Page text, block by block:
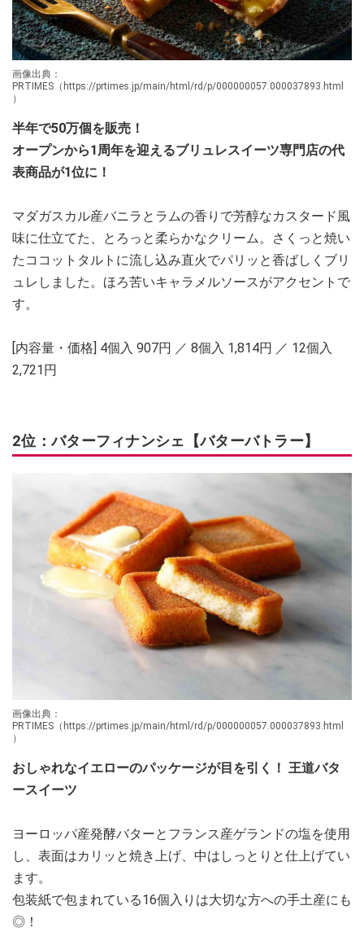
画像出典：
PRTIMES（https://prtimes.jp/main/html/rd/p/000000057.000037893.html
）
半年で50万個を販売！
オープンから1周年を迎えるブリュレスイーツ専門店の代
表商品が1位に！
マダガスカル産バニラとラムの香りで芳醇なカスタード風
味に仕立てた、とろっと柔らかなクリーム。さくっと焼い
たココットタルトに流し込み直火でパリッと香ばしくブリ
ュレしました。ほろ苦いキャラメルソースがアクセントで
す。
[内容量・価格] 4個入 907円 ／ 8個入 1,814円 ／ 12個入
2,721円
2位：バターフィナンシェ【バターバトラー】
画像出典：
PRTIMES（https://prtimes.jp/main/html/rd/p/000000057.000037893.html
）
おしゃれなイエローのパッケージが目を引く！ 王道バタ
ースイーツ
ヨーロッパ産発酵バターとフランス産ゲランドの塩を使用
し、表面はカリッと焼き上げ、中はしっとりと仕上げてい
ます。
包装紙で包まれている16個入りは大切な方への手土産にも
◎！